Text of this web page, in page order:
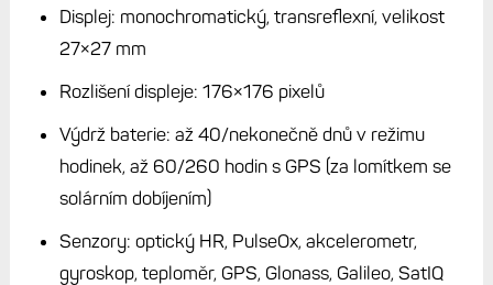
Displej: monochromatický, transreflexní, velikost
27×27 mm
Rozlišení displeje: 176×176 pixelů
Výdrž baterie: až 40/nekonečně dnů v režimu
hodinek, až 60/260 hodin s GPS (za lomítkem se
solárním dobíjením)
Senzory: optický HR, PulseOx, akcelerometr,
gyroskop, teploměr, GPS, Glonass, Galileo, SatIQ